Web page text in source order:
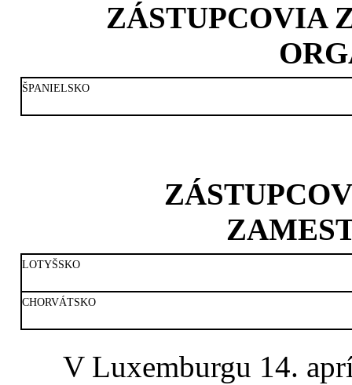
ZÁSTUPCOVIA
ŠPANIELSKO
LOTYŠSKO
CHORVÁTSKO
V Luxemburgu 14.